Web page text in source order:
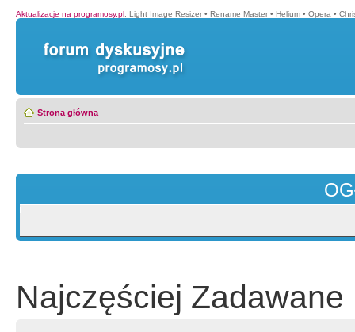
Aktualizacje na programosy.pl: Light Image Resizer • Rename Master • Helium • Opera •
Strona główna
Najczęściej Zadawane